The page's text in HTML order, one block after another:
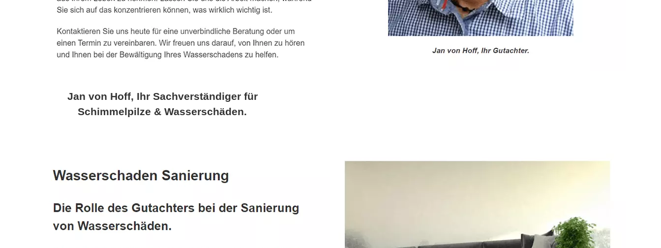
Jan von Hoff, Ihr Sachverständiger für
Schimmelpilze & Wasserschäden.